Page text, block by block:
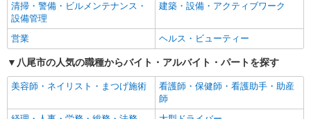
株式会社kotrio /●OS-H2-2067053
NEW
八尾駅≫家庭的でこぢんまりしたグルホ＊家
事サポートなど
時給1550円〜2187円 ＜日払い有/週払い有/交
経験者・有資格者歓迎
新卒・第二新卒歓迎
女性活躍中
主婦・主夫歓迎
フリーター歓迎
学歴不問
ブランクOK
ミドル（40代～）活躍中
エルダー（50代～）活躍中
シニア（60代～）活躍中
高収入・高額
昇給あり
清掃・警備・ビルメンテナンス・
設備管理
建築・設備・アクティブワーク
営業 ヘルス・ビューティー
八尾市の人気の職種からバイト・アルバイト・パートを探す
美容師・ネイリスト・まつげ施術
看護師・保健師・看護助手・助産
師